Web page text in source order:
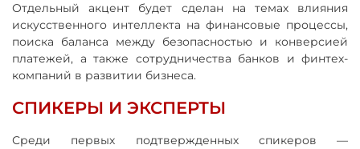
Отдельный акцент будет сделан на темах влияния
искусственного интеллекта на финансовые процессы,
поиска баланса между безопасностью и конверсией
платежей, а также сотрудничества банков и финтех-
компаний в развитии бизнеса.
СПИКЕРЫ И ЭКСПЕРТЫ
Среди первых подтвержденных спикеров —